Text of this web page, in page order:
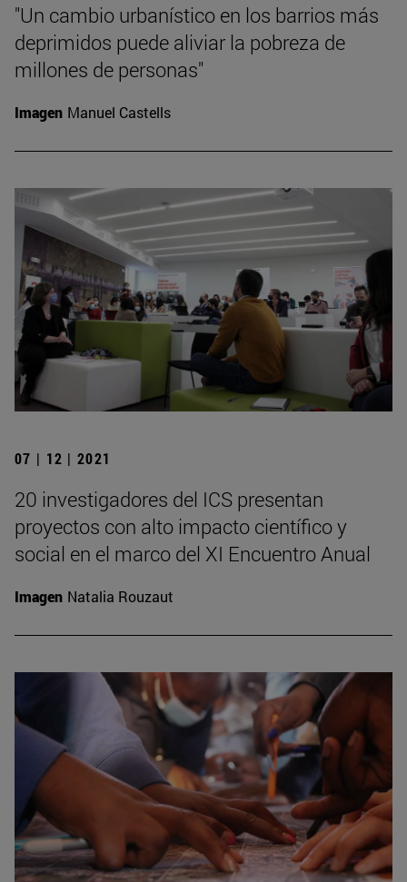
"Un cambio urbanístico en los barrios más
deprimidos puede aliviar la pobreza de
millones de personas"
Imagen Manuel Castells
07 | 12 | 2021
20 investigadores del ICS presentan
proyectos con alto impacto científico y
social en el marco del XI Encuentro Anual
Imagen Natalia Rouzaut